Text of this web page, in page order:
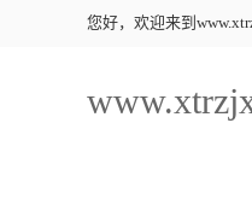
您好，欢迎来到